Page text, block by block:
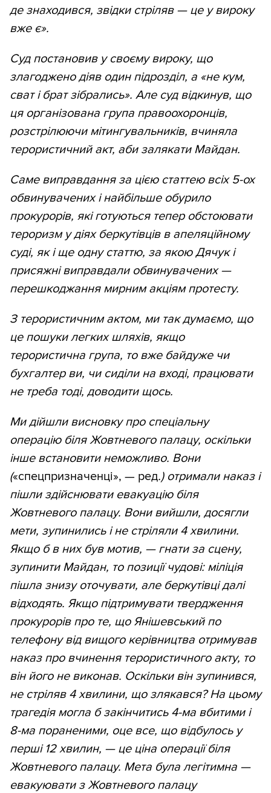
де знаходився, звідки стріляв — це у вироку
вже є».
Суд постановив у своєму вироку, що
злагоджено діяв один підрозділ, а «не кум,
сват і брат зібрались». Але суд відкинув, що
ця організована група правоохоронців,
розстрілюючи мітингувальників, вчиняла
терористичний акт, аби залякати Майдан.
Саме виправдання за цією статтею всіх 5-ох
обвинувачених і найбільше обурило
прокурорів, які готуються тепер обстоювати
тероризм у діях беркутівців в апеляційному
суді, як і ще одну статтю, за якою Дячук і
присяжні виправдали обвинувачених —
перешкоджання мирним акціям протесту.
З терористичним актом, ми так думаємо, що
це пошуки легких шляхів, якщо
терористична група, то вже байдуже чи
бухгалтер ви, чи сиділи на вході, працювати
не треба тоді, доводити щось.
Ми дійшли висновку про спеціальну
операцію біля Жовтневого палацу, оскільки
інше встановити неможливо. Вони
(«спецпризначенці», — ред.) отримали наказ і
пішли здійснювати евакуацію біля
Жовтневого палацу. Вони вийшли, досягли
мети, зупинились і не стріляли 4 хвилини.
Якщо б в них був мотив, — гнати за сцену,
зупинити Майдан, то позиції чудові: міліція
пішла знизу оточувати, але беркутівці далі
відходять. Якщо підтримувати твердження
прокурорів про те, що Янішевський по
телефону від вищого керівництва отримував
наказ про вчинення терористичного акту, то
він його не виконав. Оскільки він зупинився,
не стріляв 4 хвилини, що злякався? На цьому
трагедія могла б закінчитись 4-ма вбитими і
8-ма пораненими, оце все, що відбулось у
перші 12 хвилин, — це ціна операції біля
Жовтневого палацу. Мета була легітимна —
евакуювати з Жовтневого палацу